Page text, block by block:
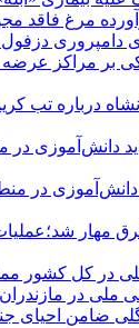
دانش‌آموزی در